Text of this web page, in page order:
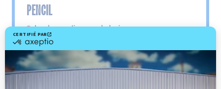
PENCIL
Le plus : soutien morphologique
Grâce à ses 3 zones de confort, le sommier
Pencil vous assure tout son soutien. Avec les
épaules, le dos et le bassin qui reposent sur ses
lattes, vous évitez les douleurs au petit matin.